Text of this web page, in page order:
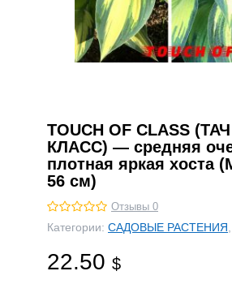
TOUCH OF CLASS
КЛАСС) — средняя
плотная яркая хоста
56 см)
Отзывы 0
Категории: САДОВЫЕ РАСТЕНИЯ
22.50 $